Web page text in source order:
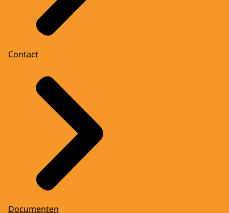
Contact
Documenten